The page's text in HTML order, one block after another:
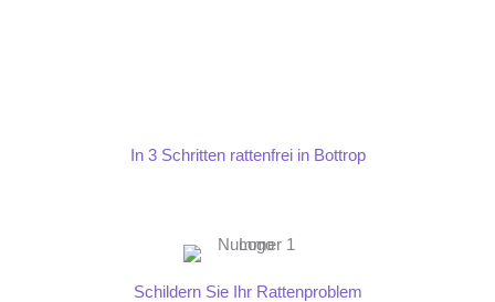
In 3 Schritten rattenfrei in Bottrop
Schildern Sie Ihr Rattenproblem